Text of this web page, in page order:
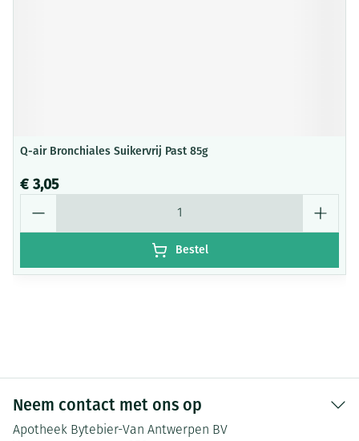
Q-air Bronchiales Suikervrij Past 85g
€ 3,05
Bestel
Neem contact met ons op
Apotheek Bytebier-Van Antwerpen BV